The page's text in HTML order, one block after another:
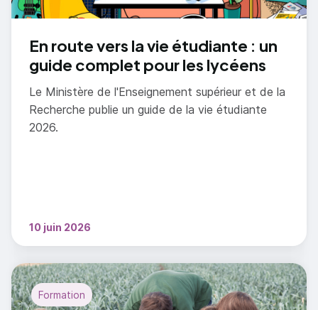
En route vers la vie étudiante : un
guide complet pour les lycéens
Le Ministère de l'Enseignement supérieur et de la
Recherche publie un guide de la vie étudiante
2026.
10 juin 2026
Formation